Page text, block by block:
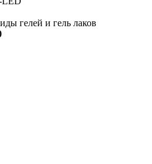
гелей и гель лаков